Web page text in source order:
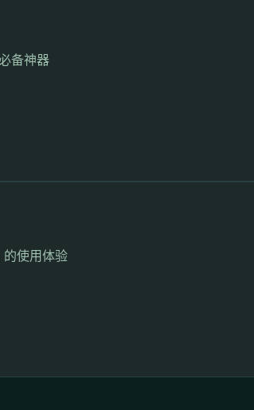
备神器
使用体验